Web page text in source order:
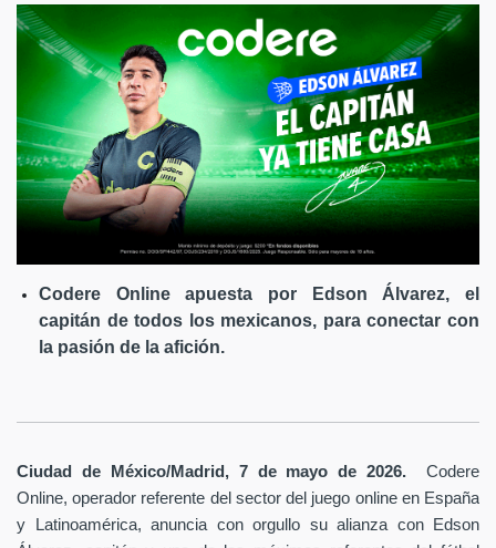
Codere Online apuesta por Edson Álvarez, el
capitán de todos los mexicanos, para conectar con
la pasión de la afición.
Ciudad de México/Madrid, 7 de mayo de 2026. Codere
Online, operador referente del sector del juego online en España
y Latinoamérica, anuncia con orgullo su alianza con Edson